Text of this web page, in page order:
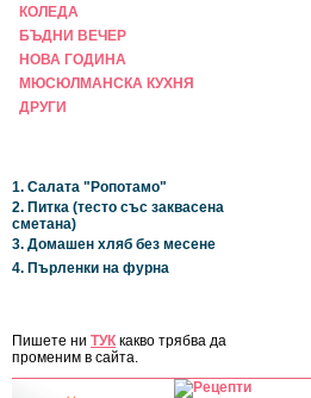
КОЛЕДА
БЪДНИ ВЕЧЕР
НОВА ГОДИНА
МЮСЮЛМАНСКА КУХНЯ
ДРУГИ
1. Салата "Ропотамо"
2. Питка (тесто със заквасена
сметана)
3. Домашен хляб без месене
4. Пърленки на фурна
Пишете ни ТУК какво трябва да
променим в сайта.